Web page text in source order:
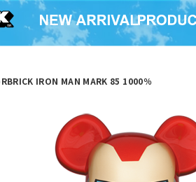
IRON MAN MARK 85 1000％